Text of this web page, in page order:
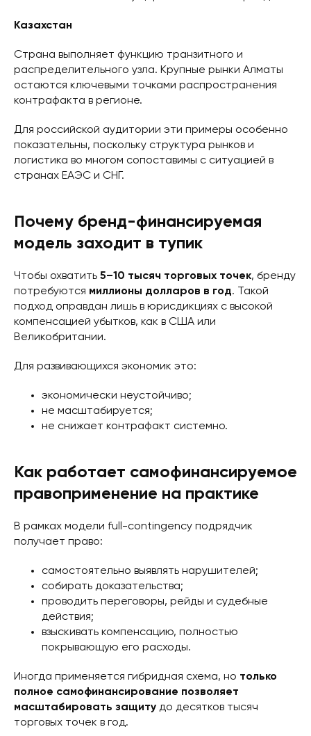
Казахстан
Страна выполняет функцию транзитного и
распределительного узла. Крупные рынки Алматы
остаются ключевыми точками распространения
контрафакта в регионе.
Для российской аудитории эти примеры особенно
показательны, поскольку структура рынков и
логистика во многом сопоставимы с ситуацией в
странах ЕАЭС и СНГ.
Почему бренд-финансируемая
модель заходит в тупик
Чтобы охватить 5–10 тысяч торговых точек, бренду
потребуются миллионы долларов в год. Такой
подход оправдан лишь в юрисдикциях с высокой
компенсацией убытков, как в США или
Великобритании.
Для развивающихся экономик это:
экономически неустойчиво;
не масштабируется;
не снижает контрафакт системно.
Как работает самофинансируемое
правоприменение на практике
В рамках модели full-contingency подрядчик
получает право:
самостоятельно выявлять нарушителей;
собирать доказательства;
проводить переговоры, рейды и судебные
действия;
взыскивать компенсацию, полностью
покрывающую его расходы.
Иногда применяется гибридная схема, но только
полное самофинансирование позволяет
масштабировать защиту до десятков тысяч
торговых точек в год.